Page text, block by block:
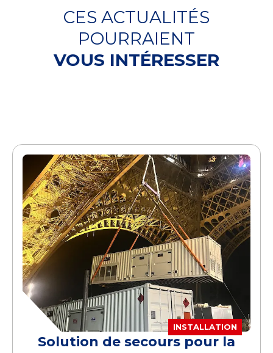
CES ACTUALITÉS
POURRAIENT
VOUS INTÉRESSER
INSTALLATION
Solution de secours pour la